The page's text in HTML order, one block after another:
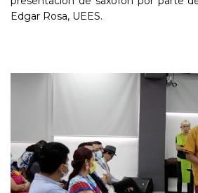
Edgar Rosa, UEES.